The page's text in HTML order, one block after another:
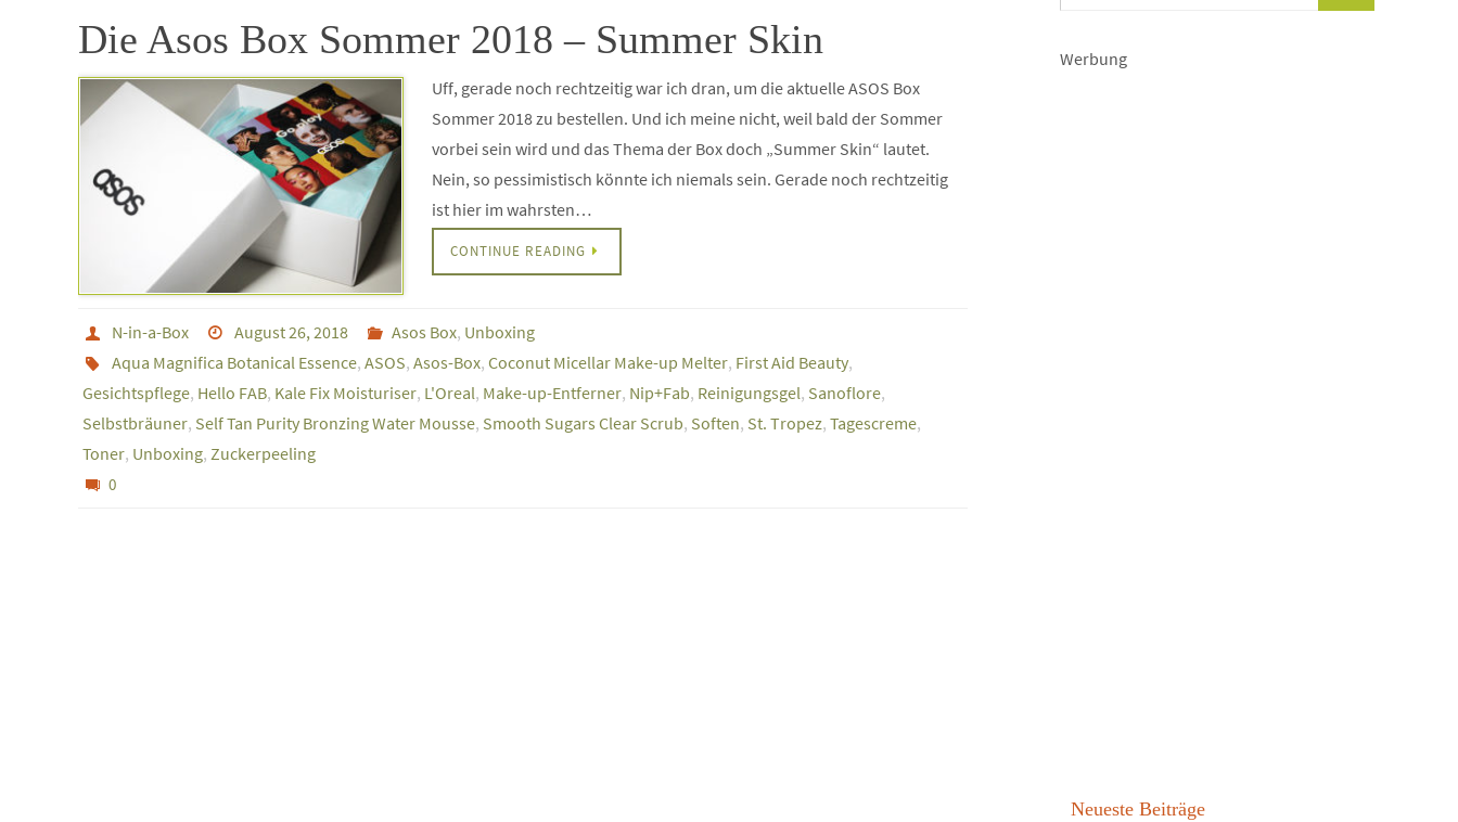
Die Asos Box Sommer 2018 – Summer Skin
Uff, gerade noch rechtzeitig war ich dran, um die aktuelle ASOS Box
Sommer 2018 zu bestellen. Und ich meine nicht, weil bald der Sommer
vorbei sein wird und das Thema der Box doch „Summer Skin“ lautet.
Nein, so pessimistisch könnte ich niemals sein. Gerade noch rechtzeitig
ist hier im wahrsten…
CONTINUE READING
N-in-a-Box August 26, 2018 Asos Box, Unboxing
Aqua Magnifica Botanical Essence, ASOS, Asos-Box, Coconut Micellar Make-up Melter, First Aid Beauty,
Gesichtspflege, Hello FAB, Kale Fix Moisturiser, L'Oreal, Make-up-Entferner, Nip+Fab, Reinigungsgel, Sanoflore,
Selbstbräuner, Self Tan Purity Bronzing Water Mousse, Smooth Sugars Clear Scrub, Soften, St. Tropez, Tagescreme,
Toner, Unboxing, Zuckerpeeling
0
Werbung
Neueste Beiträge